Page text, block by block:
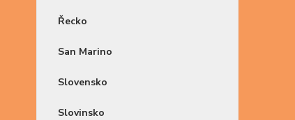
Řecko
San Marino
Slovensko
Slovinsko